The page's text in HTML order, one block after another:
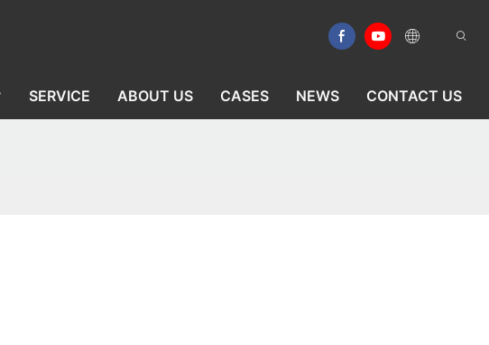
SERVICE ABOUT US CASES NEWS CONTACT US